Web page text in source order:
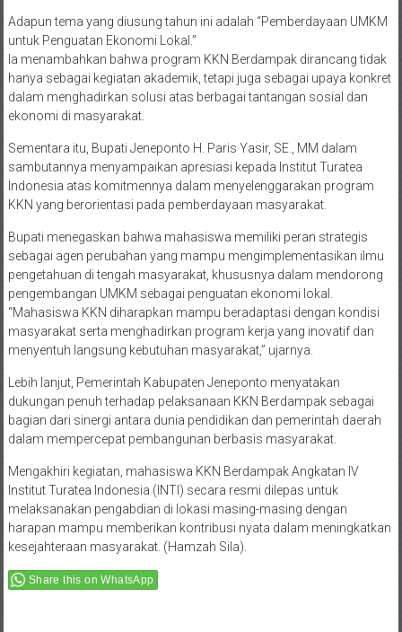
Adapun tema yang diusung tahun ini adalah “Pemberdayaan UMKM
untuk Penguatan Ekonomi Lokal.”
Ia menambahkan bahwa program KKN Berdampak dirancang tidak
hanya sebagai kegiatan akademik, tetapi juga sebagai upaya konkret
dalam menghadirkan solusi atas berbagai tantangan sosial dan
ekonomi di masyarakat.
Sementara itu, Bupati Jeneponto H. Paris Yasir, SE., MM dalam
sambutannya menyampaikan apresiasi kepada Institut Turatea
Indonesia atas komitmennya dalam menyelenggarakan program
KKN yang berorientasi pada pemberdayaan masyarakat.
Bupati menegaskan bahwa mahasiswa memiliki peran strategis
sebagai agen perubahan yang mampu mengimplementasikan ilmu
pengetahuan di tengah masyarakat, khususnya dalam mendorong
pengembangan UMKM sebagai penguatan ekonomi lokal.
“Mahasiswa KKN diharapkan mampu beradaptasi dengan kondisi
masyarakat serta menghadirkan program kerja yang inovatif dan
menyentuh langsung kebutuhan masyarakat,” ujarnya.
Lebih lanjut, Pemerintah Kabupaten Jeneponto menyatakan
dukungan penuh terhadap pelaksanaan KKN Berdampak sebagai
bagian dari sinergi antara dunia pendidikan dan pemerintah daerah
dalam mempercepat pembangunan berbasis masyarakat.
Mengakhiri kegiatan, mahasiswa KKN Berdampak Angkatan IV
Institut Turatea Indonesia (INTI) secara resmi dilepas untuk
melaksanakan pengabdian di lokasi masing-masing dengan
harapan mampu memberikan kontribusi nyata dalam meningkatkan
kesejahteraan masyarakat. (Hamzah Sila).
Share this on WhatsApp